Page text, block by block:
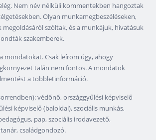
Nem név nélküli kommentekben hangoztak
Olyan munkamegbeszéléseken,
szóltak, és a munkájuk, hivatásuk
szakemberek.
mondatokat. Csak leírom úgy, ahogy
talán nem fontos. A mondatok
a többletinformáció.
védőnő, országgyűlési képviselő
képviselő (baloldal), szociális munkás,
pap, szociális irodavezető,
családgondozó.